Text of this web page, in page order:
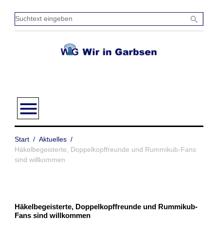
Inhalt
springen
search
menu
Start / Aktuelles /
Häkelbegeisterte, Doppelkopffreunde und Rummikub-Fans
sind willkommen
Häkelbegeisterte, Doppelkopffreunde und Rummikub-
Fans sind willkommen